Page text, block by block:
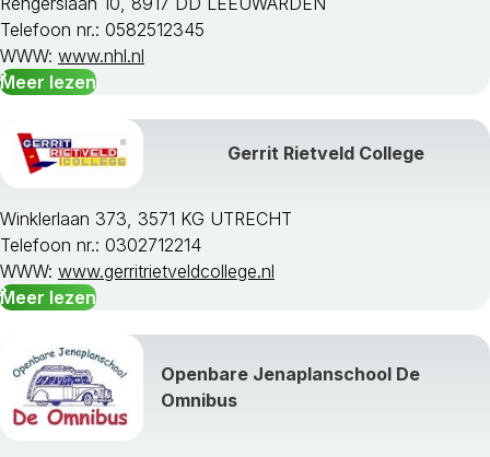
Telefoon nr.: 0582512345
WWW: www.nhl.nl
Meer lezen
Gerrit Rietveld College
Winklerlaan 373, 3571 KG UTRECHT
Telefoon nr.: 0302712214
WWW: www.gerritrietveldcollege.nl
Meer lezen
Openbare Jenaplanschool De
Omnibus